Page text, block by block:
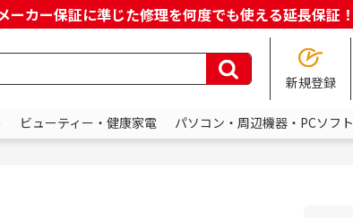
カー保証に準じた修理を何度でも使える延長保証！
新規登録
ビューティー・健康家電 パソコン・周辺機器・PCソフト